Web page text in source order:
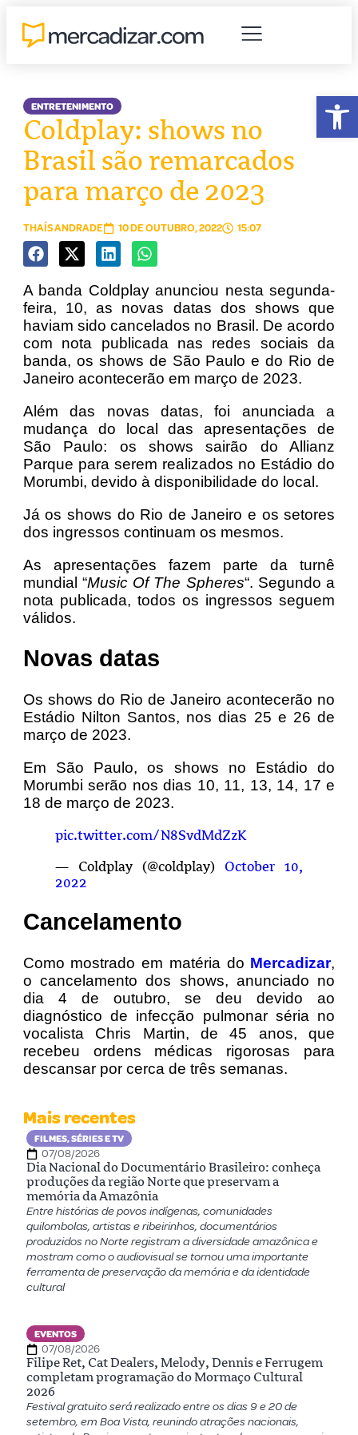
ENTRETENIMENTO
Coldplay: shows no
Brasil são remarcados
para março de 2023
THAÍS ANDRADE 10 DE OUTUBRO, 2022 15:07
A banda Coldplay anunciou nesta segunda-
feira, 10, as novas datas dos shows que
haviam sido cancelados no Brasil. De acordo
com nota publicada nas redes sociais da
banda, os shows de São Paulo e do Rio de
Janeiro acontecerão em março de 2023.
Além das novas datas, foi anunciada a
mudança do local das apresentações de
São Paulo: os shows sairão do Allianz
Parque para serem realizados no Estádio do
Morumbi, devido à disponibilidade do local.
Já os shows do Rio de Janeiro e os setores
dos ingressos continuam os mesmos.
As apresentações fazem parte da turnê
mundial “Music Of The Spheres“. Segundo a
nota publicada, todos os ingressos seguem
válidos.
Novas datas
Os shows do Rio de Janeiro acontecerão no
Estádio Nilton Santos, nos dias 25 e 26 de
março de 2023.
Em São Paulo, os shows no Estádio do
Morumbi serão nos dias 10, 11, 13, 14, 17 e
18 de março de 2023.
pic.twitter.com/N8SvdMdZzK
— Coldplay (@coldplay) October 10,
2022
Cancelamento
Como mostrado em matéria do Mercadizar,
o cancelamento dos shows, anunciado no
dia 4 de outubro, se deu devido ao
diagnóstico de infecção pulmonar séria no
vocalista Chris Martin, de 45 anos, que
recebeu ordens médicas rigorosas para
descansar por cerca de três semanas.
Mais recentes
FILMES, SÉRIES E TV
07/08/2026
Dia Nacional do Documentário Brasileiro: conheça
produções da região Norte que preservam a
memória da Amazônia
Entre histórias de povos indígenas, comunidades
quilombolas, artistas e ribeirinhos, documentários
produzidos no Norte registram a diversidade amazônica e
mostram como o audiovisual se tornou uma importante
ferramenta de preservação da memória e da identidade
cultural
EVENTOS
07/08/2026
Filipe Ret, Cat Dealers, Melody, Dennis e Ferrugem
completam programação do Mormaço Cultural
2026
Festival gratuito será realizado entre os dias 9 e 20 de
setembro, em Boa Vista, reunindo atrações nacionais,